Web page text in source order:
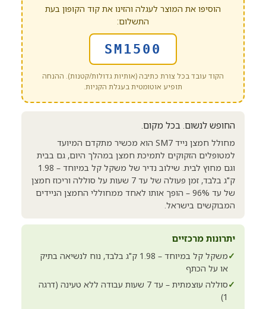
הוסיפו את המוצר לעגלה והזינו את קוד הקופון בעת
התשלום:
SM1500
הקוד עובד בכל צורת כתיבה (אותיות גדולות/קטנות). ההנחה
תופיע אוטומטית בעגלת הקניות.
החופש לנשום. בכל מקום.
מחולל חמצן נייד SM7 הוא מכשיר מתקדם המיועד
למטופלים הזקוקים לתמיכת חמצן במהלך היום, גם בבית
וגם מחוץ לבית. שילוב נדיר של משקל קל במיוחד – 1.98
ק"ג בלבד, זמן פעולה של עד 7 שעות על סוללה וריכוז חמצן
של עד 96% – הופך אותו לאחד ממחוללי החמצן הניידים
המבוקשים בישראל.
יתרונות מרכזיים
✓
משקל קל במיוחד – 1.98 ק"ג בלבד, נוח לנשיאה בתיק
או על הכתף
✓
סוללה עוצמתית – עד 7 שעות עבודה ללא טעינה (דרגה
1)